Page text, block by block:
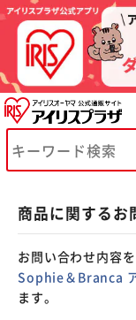
商品に関するお
お問い合わせ内容
Sophie＆Branca
ます。
※ご確認く
カートに